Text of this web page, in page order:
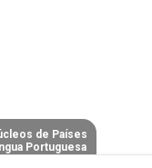
de Países
Portuguesa